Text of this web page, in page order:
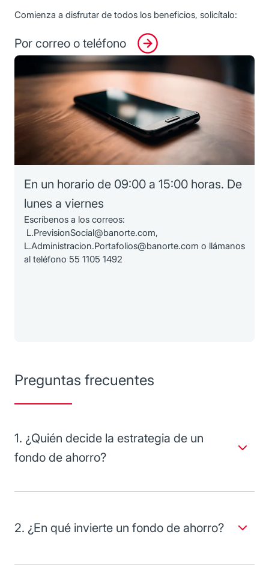
Comienza a disfrutar de todos los beneficios, solicítalo:
Por correo o teléfono
En un horario de 09:00 a 15:00 horas. De
lunes a viernes
Escríbenos a los correos:
L.PrevisionSocial@banorte.com,
L.Administracion.Portafolios@banorte.com o llámanos
al teléfono 55 1105 1492
Preguntas frecuentes
1. ¿Quién decide la estrategia de un
fondo de ahorro?
2. ¿En qué invierte un fondo de ahorro?